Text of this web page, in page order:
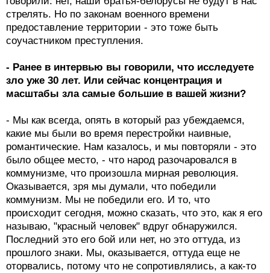
стрелять. Но по законам военного времени
предоставление территории - это тоже быть
соучастником преступления.
- Ранее в интервью вы говорили, что исследуете
зло уже 30 лет. Или сейчас концентрация и
масштабы зла самые большие в вашей жизни?
- Мы как всегда, опять в который раз убеждаемся,
какие мы были во время перестройки наивные,
романтические. Нам казалось, и мы повторяли - это
было общее место, - что народ разочаровался в
коммунизме, что произошла мирная революция.
Оказывается, зря мы думали, что победили
коммунизм. Мы не победили его. И то, что
происходит сегодня, можно сказать, что это, как я его
называю, "красный человек" вдруг обнаружился.
Последний это его бой или нет, но это оттуда, из
прошлого знаки. Мы, оказывается, оттуда еще не
оторвались, потому что не сопротивлялись, а как-то